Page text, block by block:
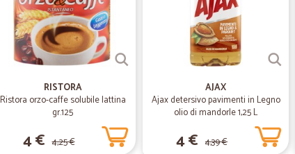
— Caterina D.
Perfetto nei tempi di consegna e
Nicola B.
RISTORA
Ristora orzo-caffe solubile lattina
gr.125
4 € 4,25 €
AJAX
Ajax detersivo pavimenti in Legno
olio di mandorle 1,25 L
4 € 4,39 €